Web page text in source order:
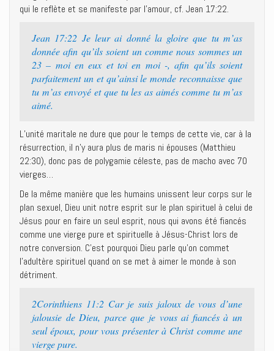
qui le reflète et se manifeste par l’amour, cf. Jean 17:22.
Jean 17:22 Je leur ai donné la gloire que tu m’as
donnée afin qu’ils soient un comme nous sommes un
23 – moi en eux et toi en moi -, afin qu’ils soient
parfaitement un et qu’ainsi le monde reconnaisse que
tu m’as envoyé et que tu les as aimés comme tu m’as
aimé.
L’unité maritale ne dure que pour le temps de cette vie, car à la
résurrection, il n’y aura plus de maris ni épouses (Matthieu
22:30), donc pas de polygamie céleste, pas de macho avec 70
vierges…
De la même manière que les humains unissent leur corps sur le
plan sexuel, Dieu unit notre esprit sur le plan spirituel à celui de
Jésus pour en faire un seul esprit, nous qui avons été fiancés
comme une vierge pure et spirituelle à Jésus-Christ lors de
notre conversion. C’est pourquoi Dieu parle qu’on commet
l’adultère spirituel quand on se met à aimer le monde à son
détriment.
2Corinthiens 11:2 Car je suis jaloux de vous d’une
jalousie de Dieu, parce que je vous ai fiancés à un
seul époux, pour vous présenter à Christ comme une
vierge pure.